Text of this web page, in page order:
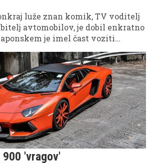
luže znan komik, TV voditelj
avtomobilov, je dobil enkratno
je imel čast voziti
900 'vragov'